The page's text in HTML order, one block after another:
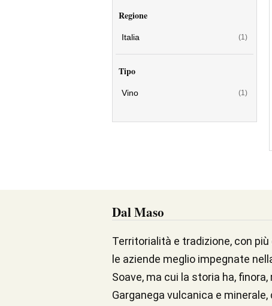
Regione
Italia (1)
Tipo
Vino (1)
Dal Maso
Territorialità e tradizione, con
le aziende meglio impegnate
Soave, ma cui la storia ha,
Garganega vulcanica e